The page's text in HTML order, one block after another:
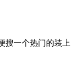
搜一个热门的装上